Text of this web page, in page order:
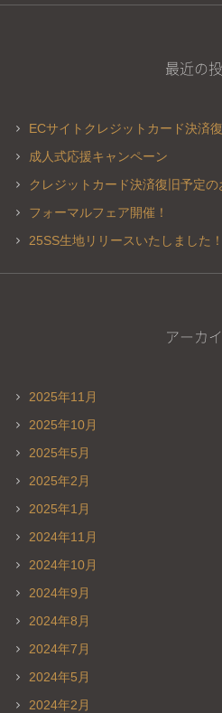
最近の
ECサイトクレジットカード決済
成人式応援キャンペーン
クレジットカード決済復旧予定の
フォーマルフェア開催！
25SS生地リリースいたしました！
アーカ
2025年11月
2025年10月
2025年5月
2025年2月
2025年1月
2024年11月
2024年10月
2024年9月
2024年8月
2024年7月
2024年5月
2024年2月